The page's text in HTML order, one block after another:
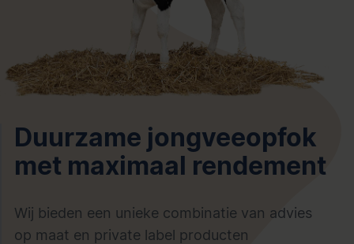
Duurzame jongveeopfok
met maximaal rendement
Wij bieden een unieke combinatie van advies
op maat en private label producten